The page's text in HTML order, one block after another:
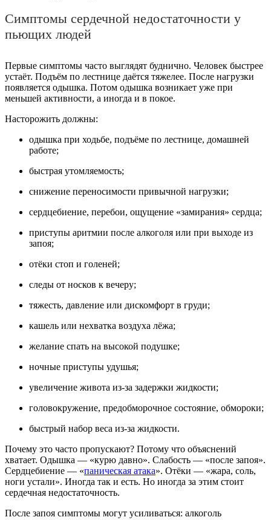
Симптомы сердечной недостаточности у
пьющих людей
Первые симптомы часто выглядят буднично. Человек быстрее
устаёт. Подъём по лестнице даётся тяжелее. После нагрузки
появляется одышка. Потом одышка возникает уже при
меньшей активности, а иногда и в покое.
Насторожить должны:
одышка при ходьбе, подъёме по лестнице, домашней
работе;
быстрая утомляемость;
снижение переносимости привычной нагрузки;
сердцебиение, перебои, ощущение «замирания» сердца;
приступы аритмии после алкоголя или при выходе из
запоя;
отёки стоп и голеней;
следы от носков к вечеру;
тяжесть, давление или дискомфорт в груди;
кашель или нехватка воздуха лёжа;
желание спать на высокой подушке;
ночные приступы удушья;
увеличение живота из-за задержки жидкости;
головокружение, предобморочное состояние, обмороки;
быстрый набор веса из-за жидкости.
Почему это часто пропускают? Потому что объяснений
хватает. Одышка — «курю давно». Слабость — «после запоя».
Сердцебиение — «паническая атака». Отёки — «жара, соль,
ноги устали». Иногда так и есть. Но иногда за этим стоит
сердечная недостаточность.
После запоя симптомы могут усиливаться: алкоголь